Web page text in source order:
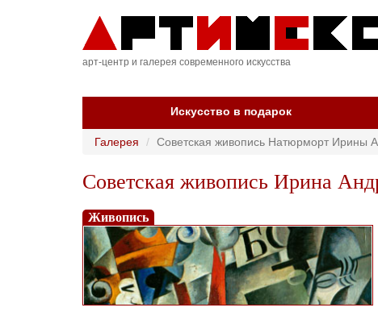
арт-центр и галерея современного искусства
Искусство в подарок
Галерея Советская живопись Натюрморт Ирины
Советская живопись Ирина
Живопись